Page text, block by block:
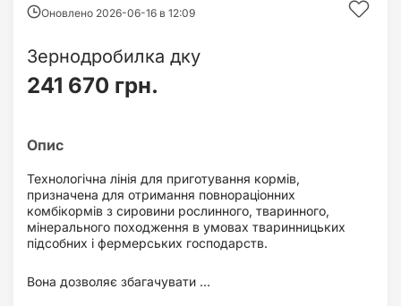
Оновлено 2026-06-16 в 12:09
Зернодробилка дку
241 670 грн.
Технологічна лінія для приготування кормів,
призначена для отримання повнораціонних
комбікормів з сировини рослинного, тваринного,
мінерального походження в умовах тваринницьких
підсобних і фермерських господарств.
Вона дозволяє збагачувати ...